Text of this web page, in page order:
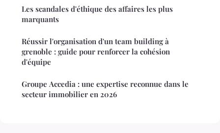
Les scandales d'éthique des affaires les plus
marquants
Réussir l'organisation d'un team building à
grenoble : guide pour renforcer la cohésion
d'équipe
Groupe Accedia : une expertise reconnue dans le
secteur immobilier en 2026